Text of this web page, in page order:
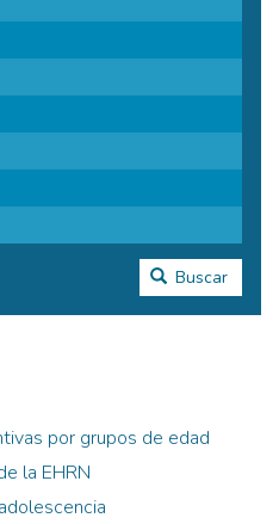
Buscar
por grupos de edad
la EHRN